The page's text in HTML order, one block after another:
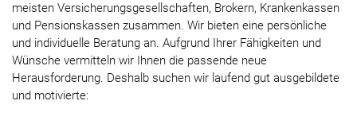
meisten Versicherungsgesellschaften, Brokern, Krankenkassen
und Pensionskassen zusammen. Wir bieten eine persönliche
und individuelle Beratung an. Aufgrund Ihrer Fähigkeiten und
Wünsche vermitteln wir Ihnen die passende neue
Herausforderung. Deshalb suchen wir laufend gut ausgebildete
und motivierte: